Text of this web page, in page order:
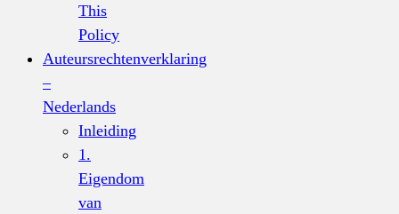
This
Policy
Auteursrechtenverklaring
–
Nederlands
Inleiding
1.
Eigendom
van